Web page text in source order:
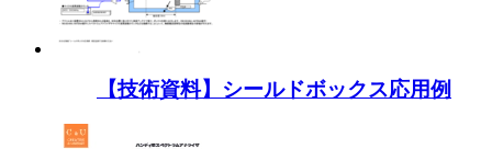
【技術資料】シールドボックス応用例